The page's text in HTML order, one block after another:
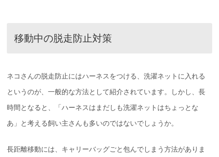
移動中の脱走防止対策
ネコさんの脱走防止にはハーネスをつける、洗濯ネットに入れる
というのが、一般的な方法として紹介されています。しかし、長
時間となると、「ハーネスはまだしも洗濯ネットはちょっとな
あ」と考える飼い主さんも多いのではないでしょうか。
長距離移動には、キャリーバッグごと包んでしまう方法がありま